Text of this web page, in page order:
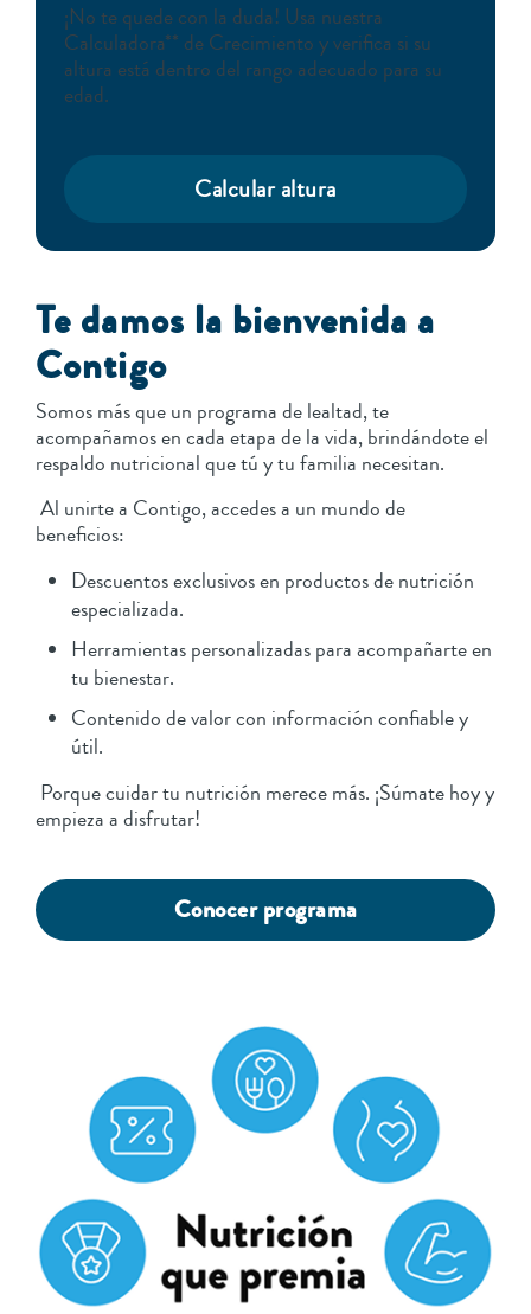
¡No te quede con la duda! Usa nuestra
Calculadora** de Crecimiento y verifica si su
altura está dentro del rango adecuado para su
edad.
Calcular altura
Te damos la bienvenida a
Contigo
Somos más que un programa de lealtad, te
acompañamos en cada etapa de la vida, brindándote el
respaldo nutricional que tú y tu familia necesitan.
Al unirte a Contigo, accedes a un mundo de
beneficios:
Descuentos exclusivos en productos de nutrición
especializada.
Herramientas personalizadas para acompañarte en
tu bienestar.
Contenido de valor con información confiable y
útil.
Porque cuidar tu nutrición merece más. ¡Súmate hoy y
empieza a disfrutar!
Conocer programa